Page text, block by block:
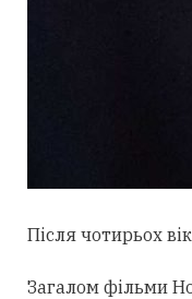
Після чотирьох
Загалом фільми